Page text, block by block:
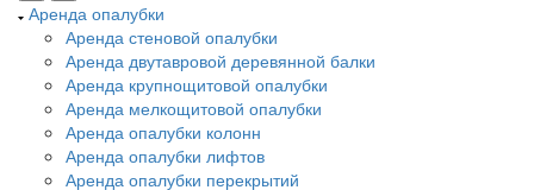
Аренда опалубки
Аренда стеновой опалубки
Аренда двутавровой деревянной балки
Аренда крупнощитовой опалубки
Аренда мелкощитовой опалубки
Аренда опалубки колонн
Аренда опалубки лифтов
Аренда опалубки перекрытий